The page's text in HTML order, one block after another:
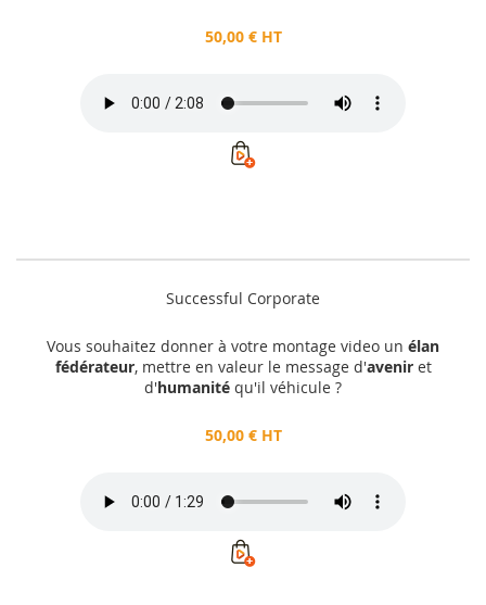
50,00 € HT
Successful Corporate
Vous souhaitez donner à votre montage video un élan
fédérateur, mettre en valeur le message d'aveniret
d'humanité qu'il véhicule ?
50,00 € HT